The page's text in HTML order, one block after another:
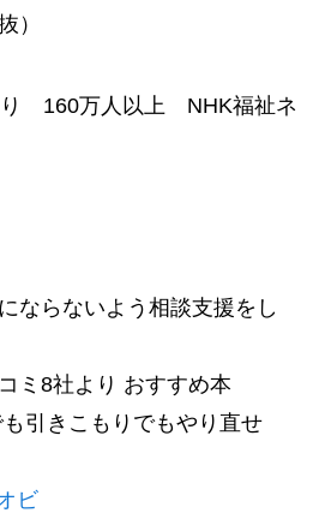
）
160万人以上 NHK福祉ネ
ならないよう相談支援をし
ミ8社より おすすめ本
も引きこもりでもやり直せ